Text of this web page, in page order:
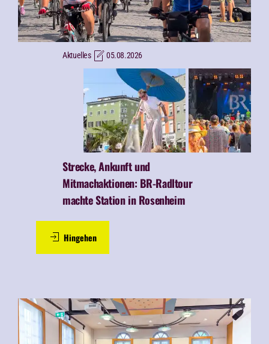
Aktuelles 05.08.2026
Strecke, Ankunft und
Mitmachaktionen: BR-Radltour
machte Station in Rosenheim
Hingehen